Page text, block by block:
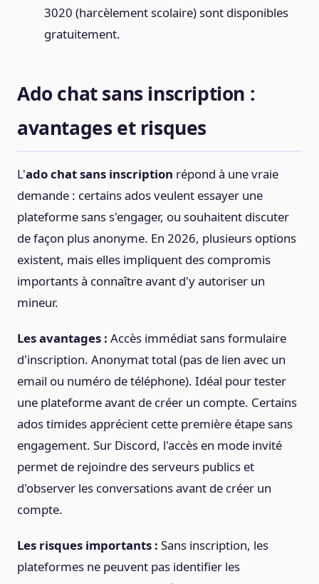
3020 (harcèlement scolaire) sont disponibles
gratuitement.
Ado chat sans inscription :
avantages et risques
L'ado chat sans inscription répond à une vraie
demande : certains ados veulent essayer une
plateforme sans s'engager, ou souhaitent discuter
de façon plus anonyme. En 2026, plusieurs options
existent, mais elles impliquent des compromis
importants à connaître avant d'y autoriser un
mineur.
Les avantages : Accès immédiat sans formulaire
d'inscription. Anonymat total (pas de lien avec un
email ou numéro de téléphone). Idéal pour tester
une plateforme avant de créer un compte. Certains
ados timides apprécient cette première étape sans
engagement. Sur Discord, l'accès en mode invité
permet de rejoindre des serveurs publics et
d'observer les conversations avant de créer un
compte.
Les risques importants : Sans inscription, les
plateformes ne peuvent pas identifier les